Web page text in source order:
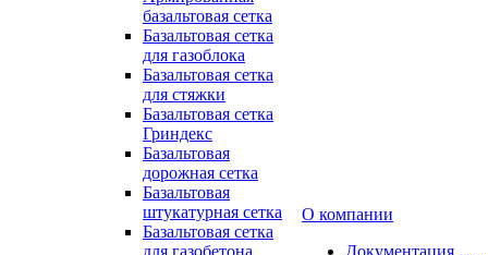
базальтовая сетка
Базальтовая сетка
для газоблока
Базальтовая сетка
для стяжки
Базальтовая сетка
Гриндекс
Базальтовая
дорожная сетка
Базальтовая
штукатурная сетка
Базальтовая сетка
для газобетона
О компании
Документация